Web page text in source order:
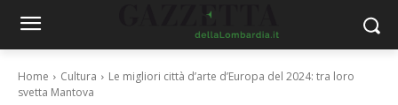
Home Cultura
Le migliori città d’arte d’Europa del 2024: tra loro
svetta Mantova